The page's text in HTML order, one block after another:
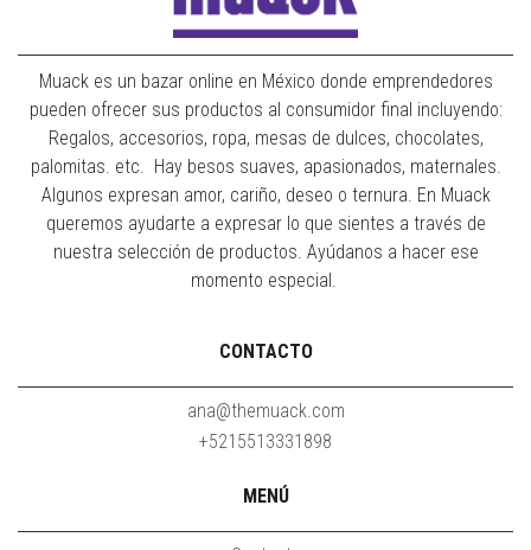
Muack es un bazar online en México donde emprendedores
pueden ofrecer sus productos al consumidor final incluyendo:
Regalos, accesorios, ropa, mesas de dulces, chocolates,
palomitas. etc. Hay besos suaves, apasionados, maternales.
Algunos expresan amor, cariño, deseo o ternura. En Muack
queremos ayudarte a expresar lo que sientes a través de
nuestra selección de productos. Ayúdanos a hacer ese
momento especial.
CONTACTO
ana@themuack.com
+5215513331898
MENÚ